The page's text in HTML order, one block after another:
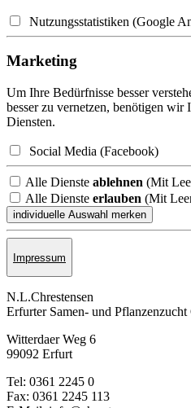
Nutzungsstatistiken (Google
Marketing
Um Ihre Bedürfnisse besser
besser zu vernetzen, benötigen
Diensten.
Social Media (Facebook)
Alle Dienste ablehnen (Mit
Alle Dienste erlauben (Mit
Impressum
N.L.Chrestensen
Erfurter Samen- und
Witterdaer Weg 6
99092 Erfurt
Tel: 0361 2245 0
Fax: 0361 2245 113